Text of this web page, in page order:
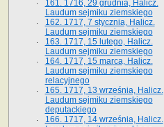
161. 1716, 29 grudnia, Halicz.
Laudum sejmiku ziemskiego
162. 1717, 7 stycznia, Halicz.
Laudum sejmiku ziemskiego
163. 1717, 15 lutego, Halicz.
Laudum sejmiku ziemskiego
164. 1717, 15 marca, Halicz.
Laudum sejmiku ziemskiego
relacyjnego
165. 1717, 13 września, Halicz.
Laudum sejmiku ziemskiego
deputackiego
166. 1717, 14 września, Halicz.